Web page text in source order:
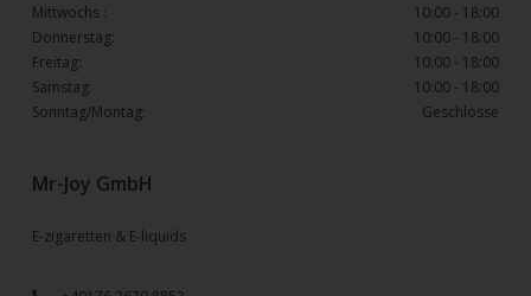
Mr-Joy GmbH
E-zigaretten & E-liquids
Mittwochs :
10:00 - 18:00
Donnerstag:
10:00 - 18:00
Freitag:
10:00 - 18:00
Samstag:
10:00 - 18:00
Sonntag/Montag:
Geschlosse